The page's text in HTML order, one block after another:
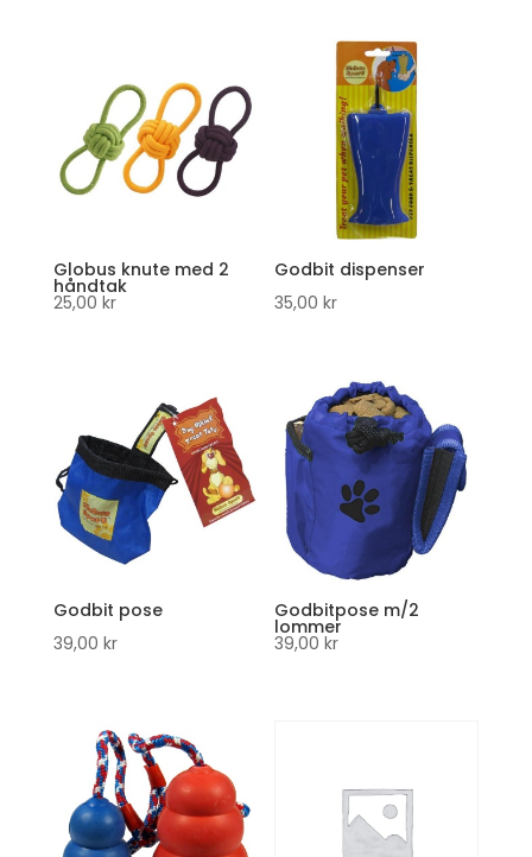
Globus knute med 2
håndtak
25,00 kr
Godbit dispenser
35,00kr
Godbit pose
39,00 kr
Godbitpose m/2
lommer
39,00kr